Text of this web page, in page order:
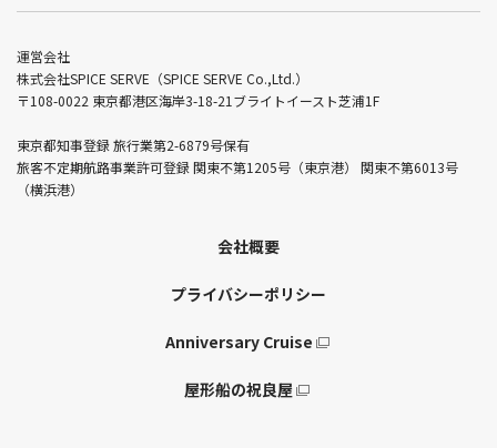
運営会社
株式会社SPICE SERVE（SPICE SERVE Co.,Ltd.）
〒108-0022 東京都港区海岸3-18-21ブライトイースト芝浦1F
東京都知事登録 旅行業第2-6879号保有
旅客不定期航路事業許可登録 関東不第1205号（東京港） 関東不第6013号
（横浜港）
会社概要
プライバシーポリシー
Anniversary Cruise
屋形船の祝良屋